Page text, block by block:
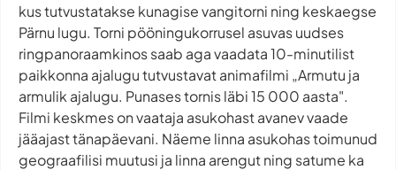
kus tutvustatakse kunagise vangitorni ning keskaegse
Pärnu lugu. Torni pööningukorrusel asuvas uudses
ringpanoraamkinos saab aga vaadata 10-minutilist
paikkonna ajalugu tutvustavat animafilmi „Armutu ja
armulik ajalugu. Punases tornis läbi 15 000 aasta".
Filmi keskmes on vaataja asukohast avanev vaade
jääajast tänapäevani. Näeme linna asukohas toimunud
geograafilisi muutusi ja linna arengut ning satume ka